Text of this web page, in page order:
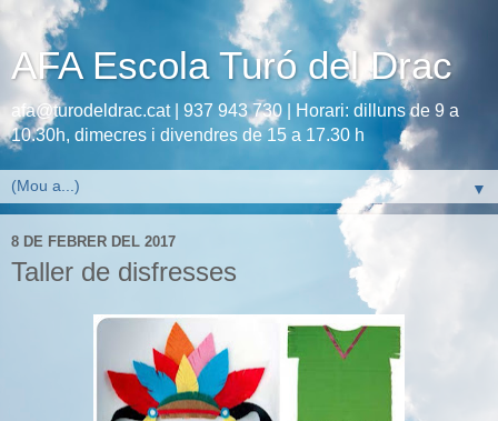
AFA Escola Turó del Drac
afa@turodeldrac.cat | 937 943 730 | Horari: dilluns de 9 a
10.30h, dimecres i divendres de 15 a 17.30 h
▼
8 DE FEBRER DEL 2017
Taller de disfresses